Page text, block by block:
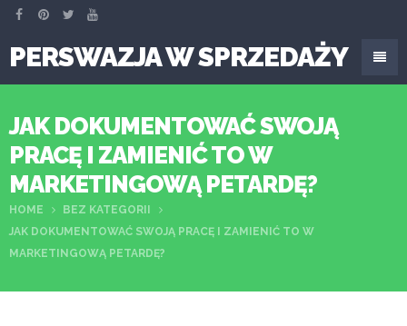
PERSWAZJA W SPRZEDAŻY
JAK DOKUMENTOWAĆ SWOJĄ
PRACĘ I ZAMIENIĆ TO W
MARKETINGOWĄ PETARDĘ?
HOME
BEZ KATEGORII
JAK DOKUMENTOWAĆ SWOJĄ PRACĘ I ZAMIENIĆ TO W
MARKETINGOWĄ PETARDĘ?